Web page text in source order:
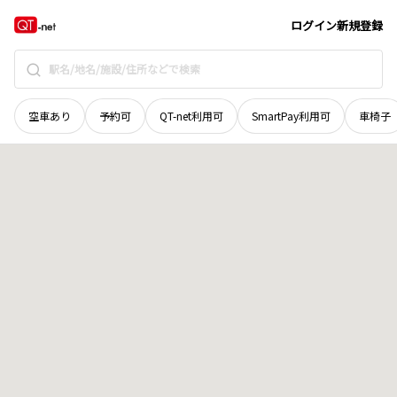
ログイン新規登録
空車あり 予約可 QT-net利用可 SmartPay利用可 車椅子
宮城県